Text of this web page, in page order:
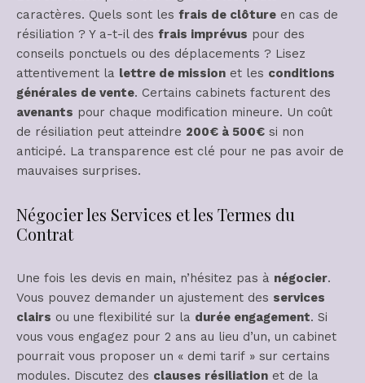
caractères. Quels sont les frais de clôture en cas de
résiliation ? Y a-t-il des frais imprévus pour des
conseils ponctuels ou des déplacements ? Lisez
attentivement la lettre de mission et les conditions
générales de vente. Certains cabinets facturent des
avenants pour chaque modification mineure. Un coût
de résiliation peut atteindre 200€ à 500€ si non
anticipé. La transparence est clé pour ne pas avoir de
mauvaises surprises.
Négocier les Services et les Termes du
Contrat
Une fois les devis en main, n’hésitez pas à négocier.
Vous pouvez demander un ajustement des services
clairs ou une flexibilité sur la durée engagement. Si
vous vous engagez pour 2 ans au lieu d’un, un cabinet
pourrait vous proposer un « demi tarif » sur certains
modules. Discutez des clauses résiliation et de la